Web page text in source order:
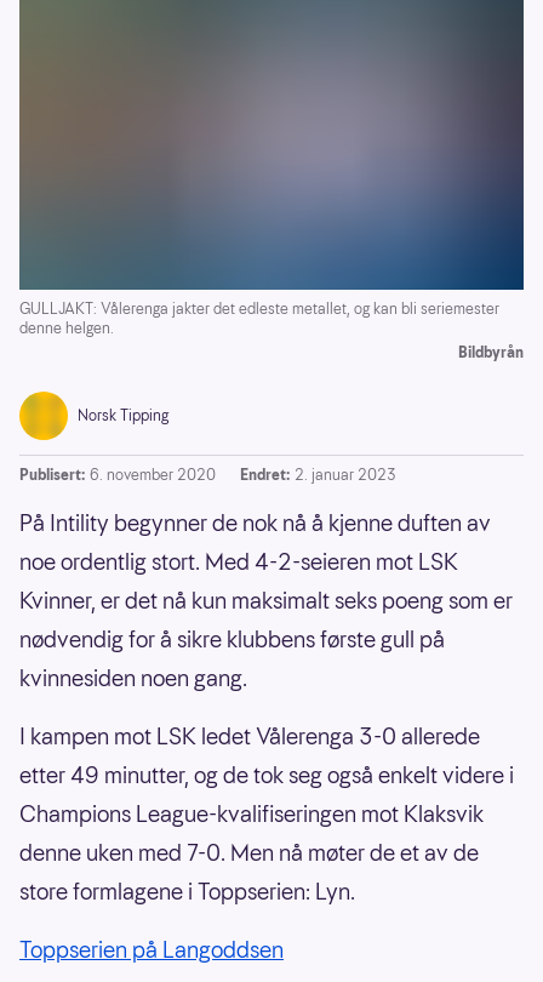
GULLJAKT: Vålerenga jakter det edleste metallet, og kan bli seriemester
denne helgen.
Bildbyrån
Norsk Tipping
Publisert: 6. november 2020 Endret: 2. januar 2023
På Intility begynner de nok nå å kjenne duften av
noe ordentlig stort. Med 4-2-seieren mot LSK
Kvinner, er det nå kun maksimalt seks poeng som er
nødvendig for å sikre klubbens første gull på
kvinnesiden noen gang.
I kampen mot LSK ledet Vålerenga 3-0 allerede
etter 49 minutter, og de tok seg også enkelt videre i
Champions League-kvalifiseringen mot Klaksvik
denne uken med 7-0. Men nå møter de et av de
store formlagene i Toppserien: Lyn.
Toppserien på Langoddsen